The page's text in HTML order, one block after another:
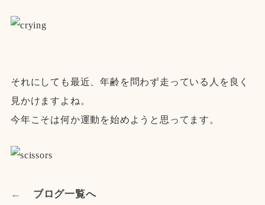
それにしても最近、年齢を問わず走っている人を良く
見かけますよね。
今年こそは何か運動を始めようと思ってます。
← ブログ一覧へ